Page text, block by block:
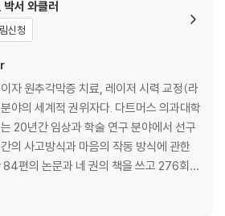
각
는 아니다 _마음의 속임수와 착각
인가, 거짓말인가?
증명될 수 있는 착각
서 _PI와 죽음의 경험
박서 와클러
신청
자 원추각막증 치료, 레이저 시력 교정(라
야의 세계적 권위자다. 다트머스 의과대학
20년간 임상과 학술 연구 분야에서 선구
의 사고방식과 마음의 작동 방식에 관한
84편의 논문과 네 권의 책을 쓰고 276회의
연구 성과를 널리 알려왔으며 [NBC 나
리카], [투데이 쇼]뿐만 아니라 CNN을